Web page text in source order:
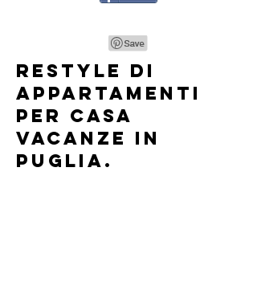
Restyle di
appartamenti
per casa
vacanze in
Puglia.